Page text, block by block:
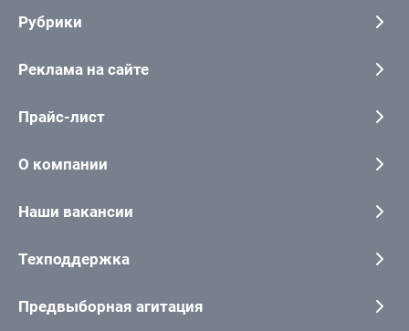
Рубрики
Реклама на сайте
Прайс-лист
О компании
Наши вакансии
Техподдержка
Предвыборная агитация